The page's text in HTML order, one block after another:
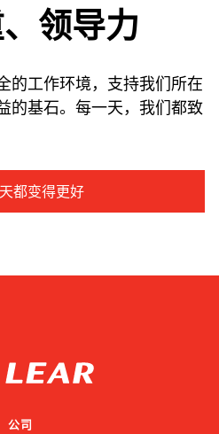
领导力
的工作环境，支持我们所在
的基石。每一天，我们都致
都变得更好
公司